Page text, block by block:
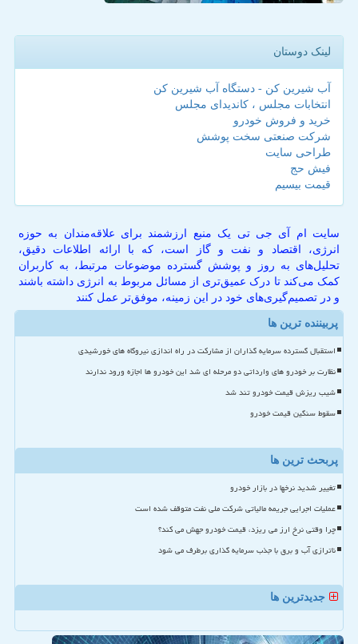
لینک دوستان
آب شیرین کن - دستگاه آب شیرین کن
انتخابات مجلس ، کاندیدای مجلس
خرید و فروش خودرو
شرکت صنعتی سخت پوشش
طراحی سایت
فیش حج
قیمت بیسیم
سایت ام آی جی تی یک منبع ارزشمند برای علاقه‌مندان به حوزه
انرژی، اقتصاد و نفت و گاز است، که با ارائه اطلاعات دقیق،
تحلیل‌های به روز و پوشش گسترده موضوعات مرتبط، به کاربران
کمک می‌کند تا درک عمیق‌تری از مسائل مربوط به انرژی داشته باشند
و در تصمیم‌گیری‌های خود در این زمینه، موفق‌تر عمل کنند
پربیننده ترین ها
استقبال گسترده سرمایه گذاران از مشارکت در راه اندازی نیروگاه های خورشیدی
نظارت بر خودرو های وارداتی دو مرحله ای شد این خودرو ها اجازه ورود ندارند
شیب ریزش قیمت خودرو تند شد
سقوط سنگین قیمت خودرو
پربحث ترین ها
تغییر شدید نرخها در بازار خودرو
عملیات اجرایی جریمه مالیاتی شرکت ملی نفت متوقف شده است
چرا وقتی نرخ ارز می ریزد، قیمت خودرو جهش می کند؟
ناترازی آب و برق با جذب سرمایه گذاری برطرف می شود
جدیدترین ها